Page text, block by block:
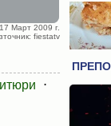
Март 2009 г.
fiestatv
⋅